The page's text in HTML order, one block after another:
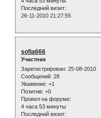
Последний визит:
26-11-2010 21:27:55
sofia666
Участник
Зарегистрирован: 25-08-2010
Сообщений: 28
Уважение: +1
Позитив: +0
Провел на форуме:
4 часа 53 минуты
Последний визит: